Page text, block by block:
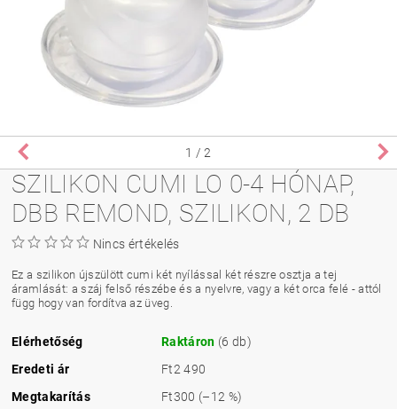
1 / 2
SZILIKON CUMI LO 0-4 HÓNAP,
DBB REMOND, SZILIKON, 2 DB
Nincs értékelés
Ez a szilikon újszülött cumi két nyílással két részre osztja a tej
áramlását: a száj felső részébe és a nyelvre, vagy a két orca felé - attól
függ hogy van fordítva az üveg.
Elérhetőség Raktáron (6 db)
Eredeti ár
Ft2 490
Megtakarítás
Ft300 (–12 %)